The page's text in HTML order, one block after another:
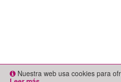
Nuestra web usa cookies para